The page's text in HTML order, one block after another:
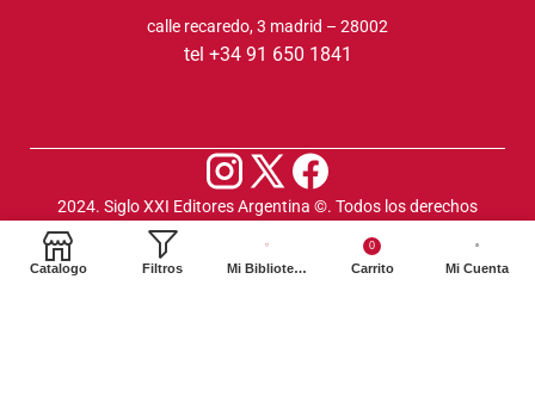
calle recaredo, 3 madrid – 28002
tel +34 91 650 1841
2024. Siglo XXI Editores Argentina ©️. Todos los derechos
Catalogo Filtros Mi Biblioteca
0
Carrito Mi Cuenta